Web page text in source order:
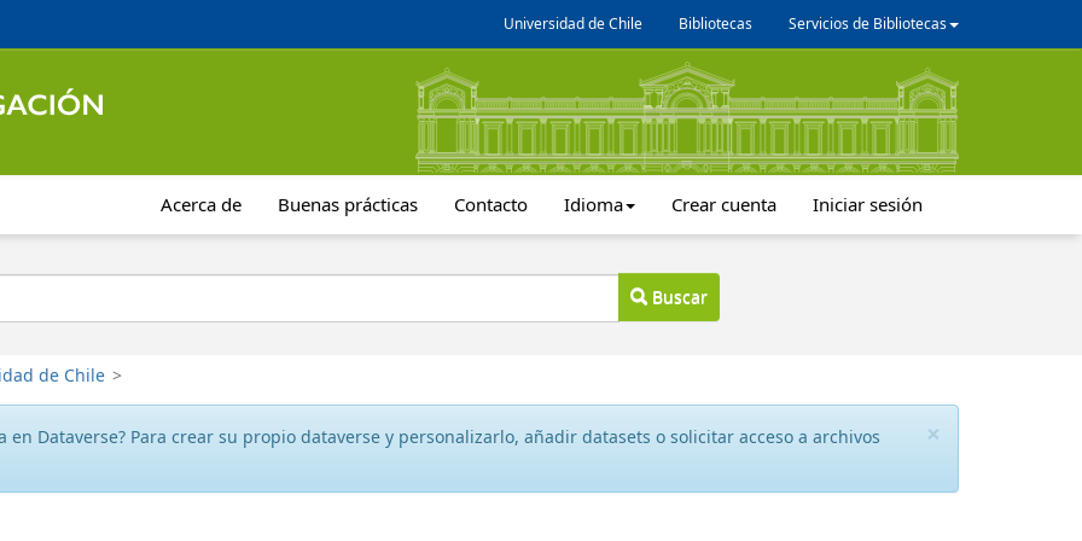
Universidad de Chile Bibliotecas Servicios de Bibliotecas
Acerca de Buenas prácticas Contacto Idioma Crear cuenta Iniciar sesión
Buscar
de Chile >
×
en Dataverse? Para crear su propio dataverse y personalizarlo, añadir datasets o solicitar acceso a archivos